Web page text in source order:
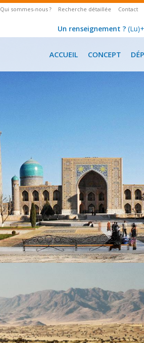
Qui sommes-nous ? Recherche détaillée Contact
Un renseignement ?
ACCUEIL CONCEPT